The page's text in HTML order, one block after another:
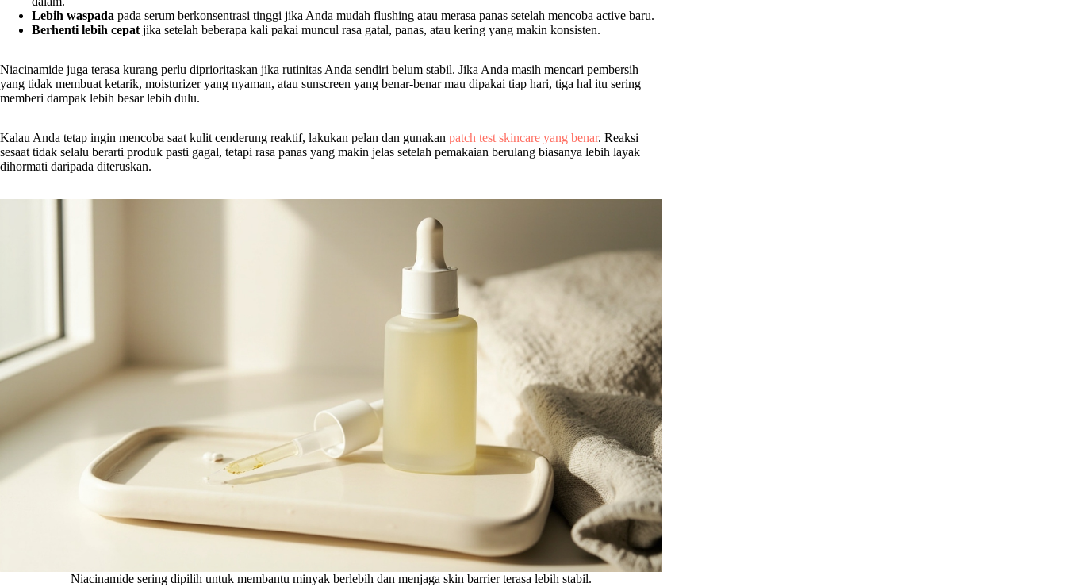
Lebih waspada pada serum berkonsentrasi tinggi jika Anda mudah flushing atau merasa panas setelah mencoba active baru.
Berhenti lebih cepat jika setelah beberapa kali pakai muncul rasa gatal, panas, atau kering yang makin konsisten.
Niacinamide juga terasa kurang perlu diprioritaskan jika rutinitas Anda sendiri belum stabil. Jika Anda masih mencari pembersih
yang tidak membuat ketarik, moisturizer yang nyaman, atau sunscreen yang benar-benar mau dipakai tiap hari, tiga hal itu sering
memberi dampak lebih besar lebih dulu.
Kalau Anda tetap ingin mencoba saat kulit cenderung reaktif, lakukan pelan dan gunakan patch test skincare yang benar. Reaksi
sesaat tidak selalu berarti produk pasti gagal, tetapi rasa panas yang makin jelas setelah pemakaian berulang biasanya lebih layak
dihormati daripada diteruskan.
Niacinamide sering dipilih untuk membantu minyak berlebih dan menjaga skin barrier terasa lebih stabil.